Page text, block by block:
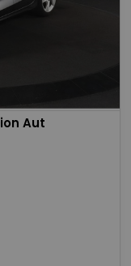
Aut